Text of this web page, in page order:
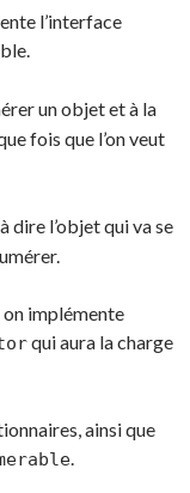
l’interface
un objet et à la
fois que l’on veut
dire l’objet qui va se
on implémente
qui aura la charge
ainsi que
.